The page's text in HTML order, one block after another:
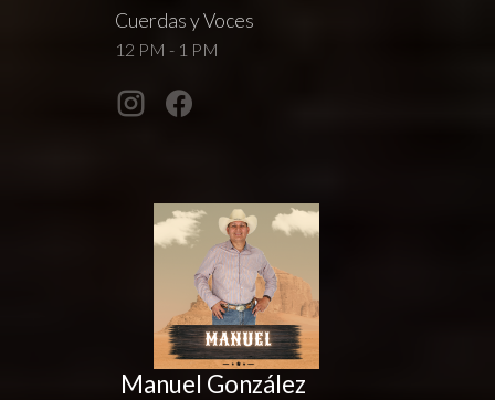
Cuerdas y Voces
12 PM - 1 PM
Manuel González